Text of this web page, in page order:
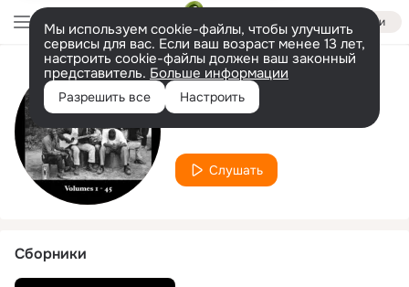
Войти
Мы используем cookie-файлы, чтобы улучшить
сервисы для вас. Если ваш возраст менее 13 лет,
настроить cookie-файлы должен ваш законный
представитель. Больше информации
Разрешить все Настроить
Исполнитель
Othar Turner
Слушать
Сборники